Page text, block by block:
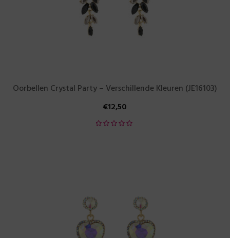
Oorbellen Crystal Party – Verschillende Kleuren (JE16103)
€12,50